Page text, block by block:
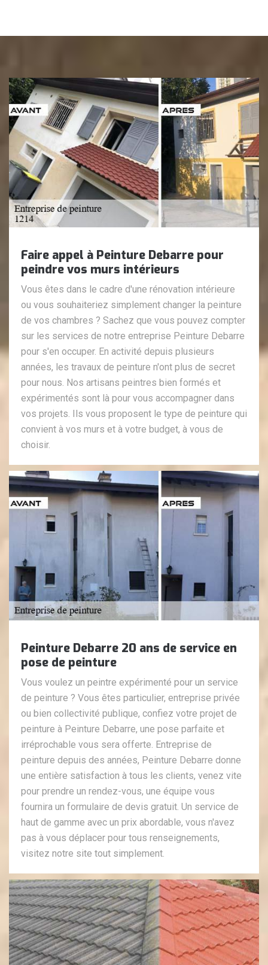
Faire appel à Peinture Debarre pour
peindre vos murs intérieurs
Vous êtes dans le cadre d'une rénovation intérieure
ou vous souhaiteriez simplement changer la peinture
de vos chambres ? Sachez que vous pouvez compter
sur les services de notre entreprise Peinture Debarre
pour s'en occuper. En activité depuis plusieurs
années, les travaux de peinture n'ont plus de secret
pour nous. Nos artisans peintres bien formés et
expérimentés sont là pour vous accompagner dans
vos projets. Ils vous proposent le type de peinture qui
convient à vos murs et à votre budget, à vous de
choisir.
Peinture Debarre 20 ans de service en
pose de peinture
Vous voulez un peintre expérimenté pour un service
de peinture ? Vous êtes particulier, entreprise privée
ou bien collectivité publique, confiez votre projet de
peinture à Peinture Debarre, une pose parfaite et
irréprochable vous sera offerte. Entreprise de
peinture depuis des années, Peinture Debarre donne
une entière satisfaction à tous les clients, venez vite
pour prendre un rendez-vous, une équipe vous
fournira un formulaire de devis gratuit. Un service de
haut de gamme avec un prix abordable, vous n'avez
pas à vous déplacer pour tous renseignements,
visitez notre site tout simplement.